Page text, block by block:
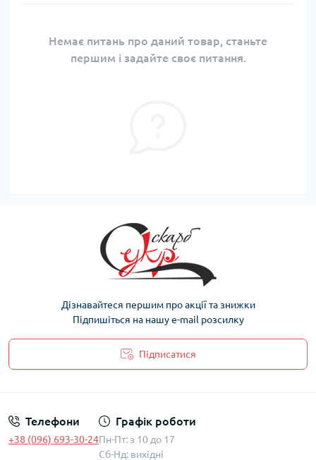
Немає питань про даний товар, станьте
першим і задайте своє питання.
Дізнавайтеся першим про акції та знижки
Підпишіться на нашу e-mail розсилку
Підписатися
Телефони
+38 (096) 693-30-24
Графік роботи
Пн-Пт: з 10 до 17
Сб-Нд: вихідні